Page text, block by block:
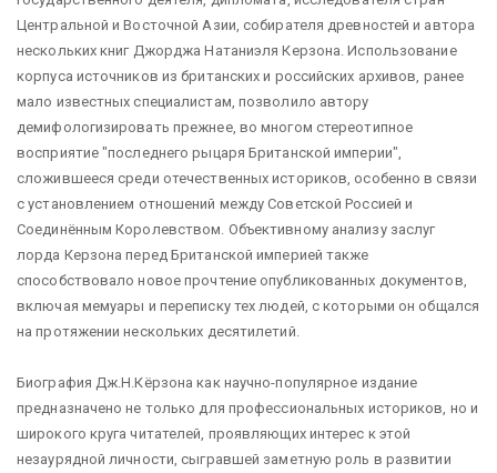
Центральной и Восточной Азии, собирателя древностей и автора
нескольких книг Джорджа Натаниэля Керзона. Использование
корпуса источников из британских и российских архивов, ранее
мало известных специалистам, позволило автору
демифологизировать прежнее, во многом стереотипное
восприятие "последнего рыцаря Британской империи",
сложившееся среди отечественных историков, особенно в связи
с установлением отношений между Советской Россией и
Соединённым Королевством. Объективному анализу заслуг
лорда Керзона перед Британской империей также
способствовало новое прочтение опубликованных документов,
включая мемуары и переписку тех людей, с которыми он общался
на протяжении нескольких десятилетий.
Биография Дж.Н.Кёрзона как научно-популярное издание
предназначено не только для профессиональных историков, но и
широкого круга читателей, проявляющих интерес к этой
незаурядной личности, сыгравшей заметную роль в развитии